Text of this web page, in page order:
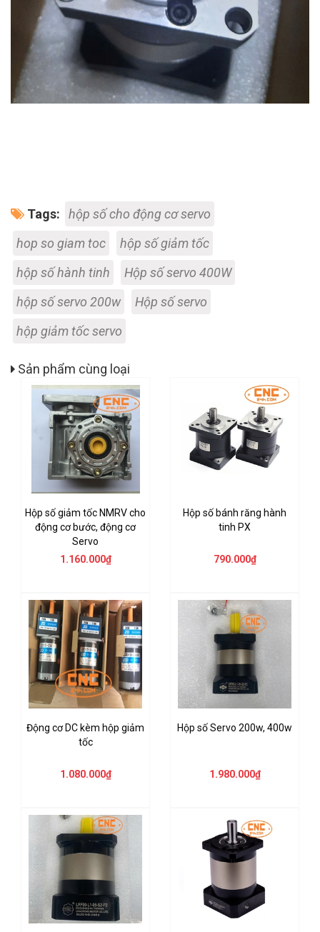
Tags:
hộp số cho động cơ servo
hop so giam toc
hộp số giảm tốc
hộp số hành tinh
Hộp số servo 400W
hộp số servo 200w
Hộp số servo
hộp giảm tốc servo
Sản phẩm cùng loại
Hộp số giảm tốc NMRV cho
động cơ bước, động cơ
Servo
1.160.000₫
Hộp số bánh răng hành
tinh PX
790.000₫
Động cơ DC kèm hộp giảm
tốc
1.080.000₫
Hộp số Servo 200w, 400w
1.980.000₫